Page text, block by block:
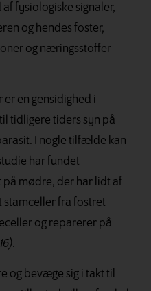
fysiologiske signaler,
og hendes foster,
og næringsstoffer
en gensidighed i
tidligere tiders syn på
I nogle tilfælde kan
har fundet
mødre, der har lidt af
stamceller fra fostret
og reparerer på
.
og bevæge sig i takt til